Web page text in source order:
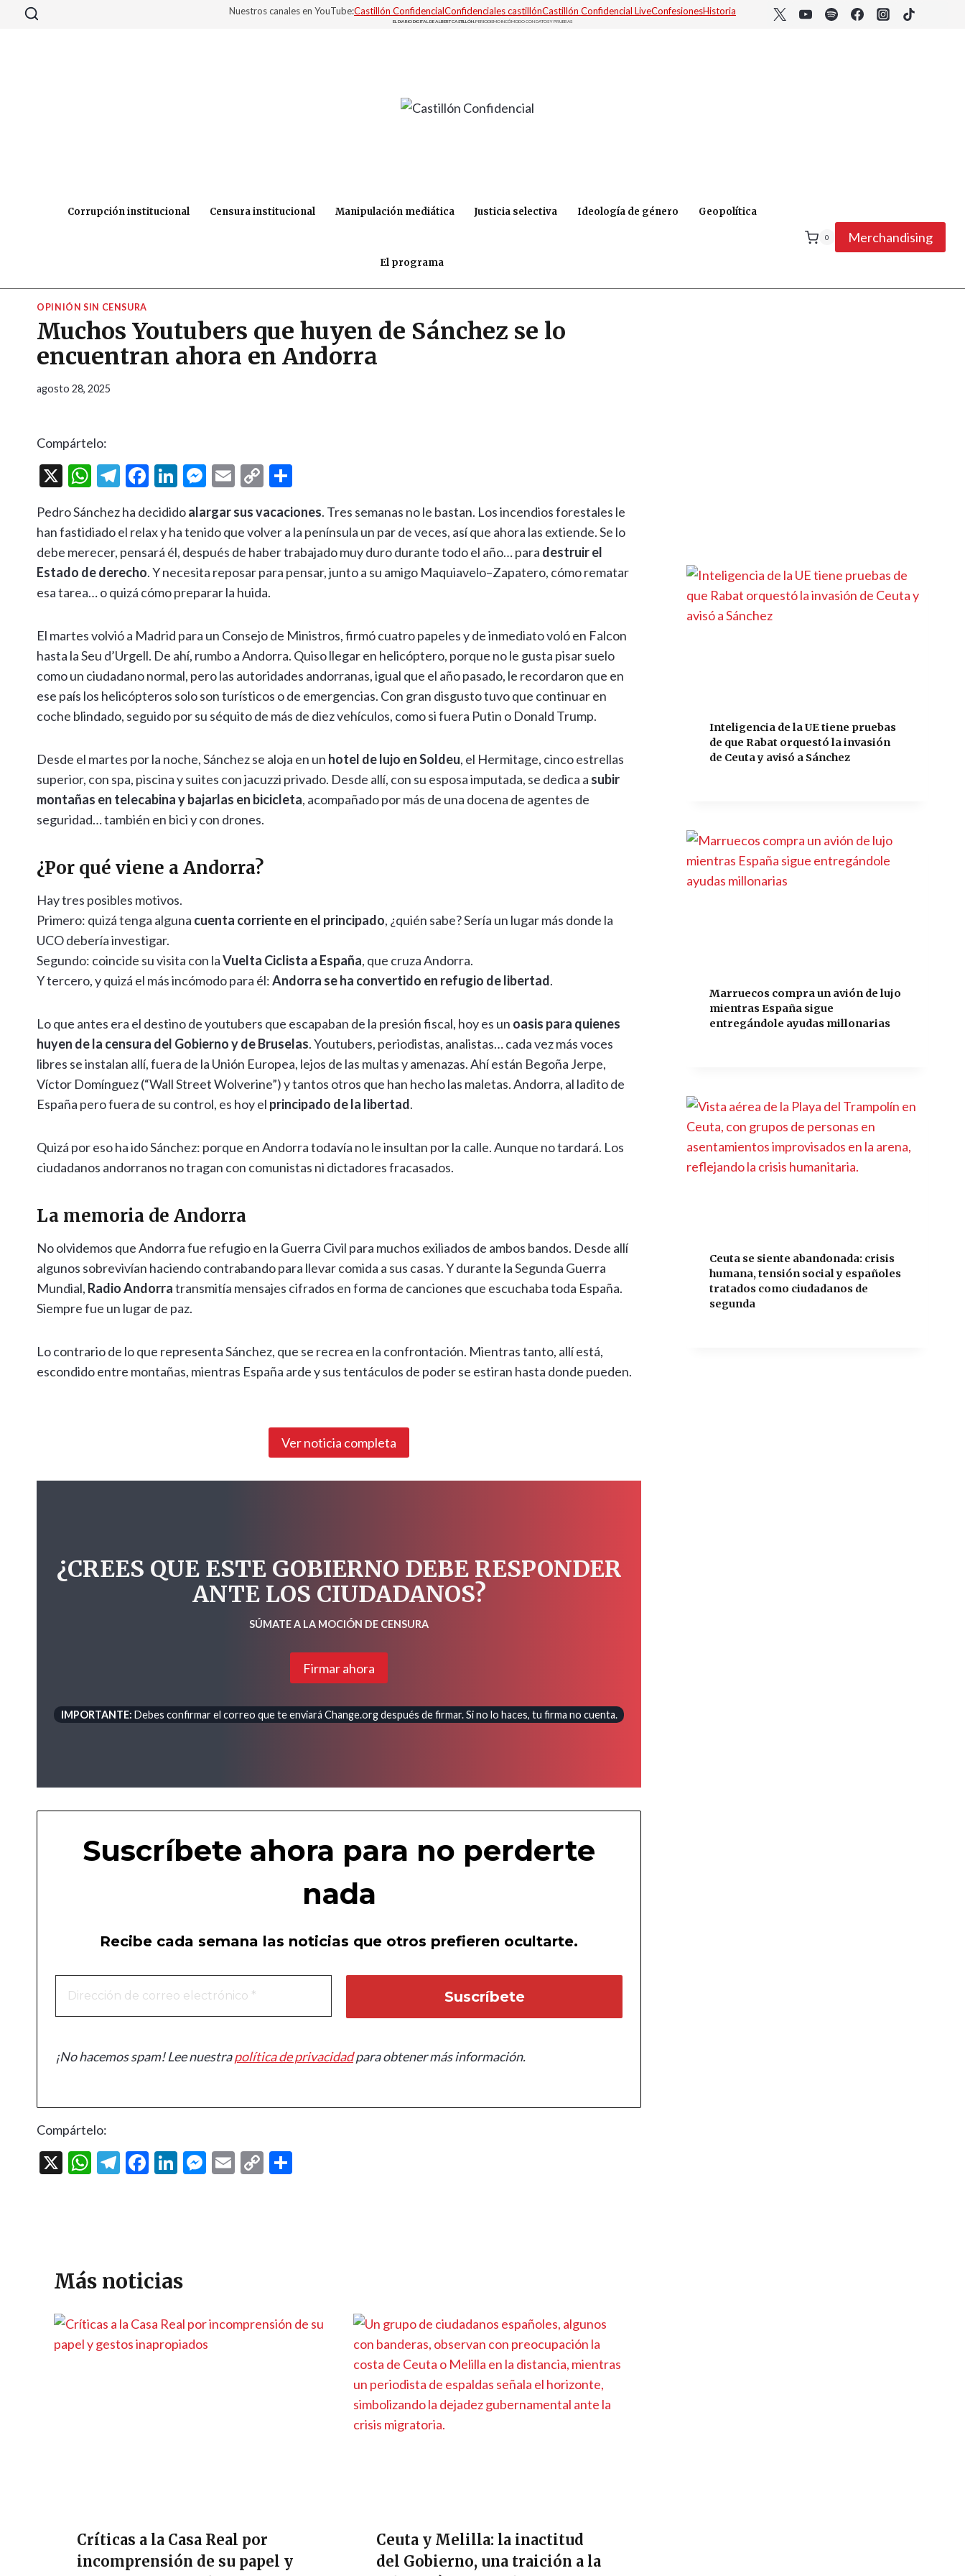
Saltar
Nuestros canales en YouTube:Castillón ConfidencialConfidenciales castillónCastillón Confidencial LiveConfesionesHistoria
EL DIARIO DIGITAL DE ALBERT CASTILLÓN. PERIODISMO INCÓMODO CON DATOS Y PRUEBAS
Corrupción institucional Censura institucional Manipulación mediática Justicia selectiva Ideología de género Geopolítica
El programa
0 Merchandising
OPINIÓN SIN CENSURA
Muchos Youtubers que huyen de Sánchez se lo
encuentran ahora en Andorra
agosto 28, 2025
Compártelo:
X
W
at
s
A
p
T
e
gr
a
m
F
e
b
o
o
Li
ke
dI
n
M
se
n
g
er
E
ai
l
C
p
y
Li
n
m
p
ar
Pedro Sánchez ha decididoalargar sus vacaciones. Tres semanas no le bastan. Los incendios forestales le
han fastidiado el relax y ha tenido que volver a la península un par de veces, así que ahora las extiende. Se lo
debe merecer, pensará él, después de haber trabajado muy duro durante todo el año… para destruir el
Estado de derecho. Y necesita reposar para pensar, junto a su amigo Maquiavelo–Zapatero, cómo rematar
esa tarea… o quizá cómo preparar la huida.
El martes volvió a Madrid para un Consejo de Ministros, firmó cuatro papeles y de inmediato voló en Falcon
hasta la Seu d’Urgell. De ahí, rumbo a Andorra. Quiso llegar en helicóptero, porque no le gusta pisar suelo
como un ciudadano normal, pero las autoridades andorranas, igual que el año pasado, le recordaron que en
ese país los helicópteros solo son turísticos o de emergencias. Con gran disgusto tuvo que continuar en
coche blindado, seguido por su séquito de más de diez vehículos, como si fuera Putin o Donald Trump.
Desde el martes por la noche, Sánchez se aloja en un hotel de lujo en Soldeu, el Hermitage, cinco estrellas
superior, con spa, piscina y suites con jacuzzi privado. Desde allí, con su esposa imputada, se dedica a subir
montañas en telecabina y bajarlas en bicicleta, acompañado por más de una docena de agentes de
seguridad… también en bici y con drones.
¿Por qué viene a Andorra?
Hay tres posibles motivos.
Primero: quizá tenga alguna cuenta corriente en el principado, ¿quién sabe? Sería un lugar más donde la
UCO debería investigar.
Segundo: coincide su visita con laVuelta Ciclista a España, que cruza Andorra.
Y tercero, y quizá el más incómodo para él:Andorra se ha convertido en refugio de libertad.
Lo que antes era el destino de youtubers que escapaban de la presión fiscal, hoy es un oasis para quienes
huyen de la censura del Gobierno y de Bruselas. Youtubers, periodistas, analistas… cada vez más voces
libres se instalan allí, fuera de la Unión Europea, lejos de las multas y amenazas. Ahí están Begoña Jerpe,
Víctor Domínguez (“Wall Street Wolverine”) y tantos otros que han hecho las maletas. Andorra, al ladito de
España pero fuera de su control, es hoy el principado de la libertad.
Quizá por eso ha ido Sánchez: porque en Andorra todavía no le insultan por la calle. Aunque no tardará. Los
ciudadanos andorranos no tragan con comunistas ni dictadores fracasados.
La memoria de Andorra
No olvidemos que Andorra fue refugio en la Guerra Civil para muchos exiliados de ambos bandos. Desde allí
algunos sobrevivían haciendo contrabando para llevar comida a sus casas. Y durante la Segunda Guerra
Mundial, Radio Andorratransmitía mensajes cifrados en forma de canciones que escuchaba toda España.
Siempre fue un lugar de paz.
Lo contrario de lo que representa Sánchez, que se recrea en la confrontación. Mientras tanto, allí está,
escondido entre montañas, mientras España arde y sus tentáculos de poder se estiran hasta donde pueden.
Ver noticia completa
¿CREES QUE ESTE GOBIERNO DEBE RESPONDER
ANTE LOS CIUDADANOS?
SÚMATE A LA MOCIÓN DE CENSURA
Firmar ahora
IMPORTANTE: Debes confirmar el correo que te enviará Change.org después de firmar. Si no lo haces, tu firma no cuenta.
Suscríbete ahora para no perderte
nada
Recibe cada semana las noticias que otros prefieren ocultarte.
¡No hacemos spam! Lee nuestrapolítica de privacidadpara obtener más información.
Compártelo:
X
W
p
T
m
F
o
Li M E
C
Más noticias
Críticas a la Casa Real por
incomprensión de su papel y
Ceuta y Melilla: la inactitud
del Gobierno, una traición a la
Inteligencia de la UE tiene pruebas
de que Rabat orquestó la invasión
de Ceuta y avisó a Sánchez
Marruecos compra un avión de lujo
mientras España sigue
entregándole ayudas millonarias
Ceuta se siente abandonada: crisis
humana, tensión social y españoles
tratados como ciudadanos de
segunda